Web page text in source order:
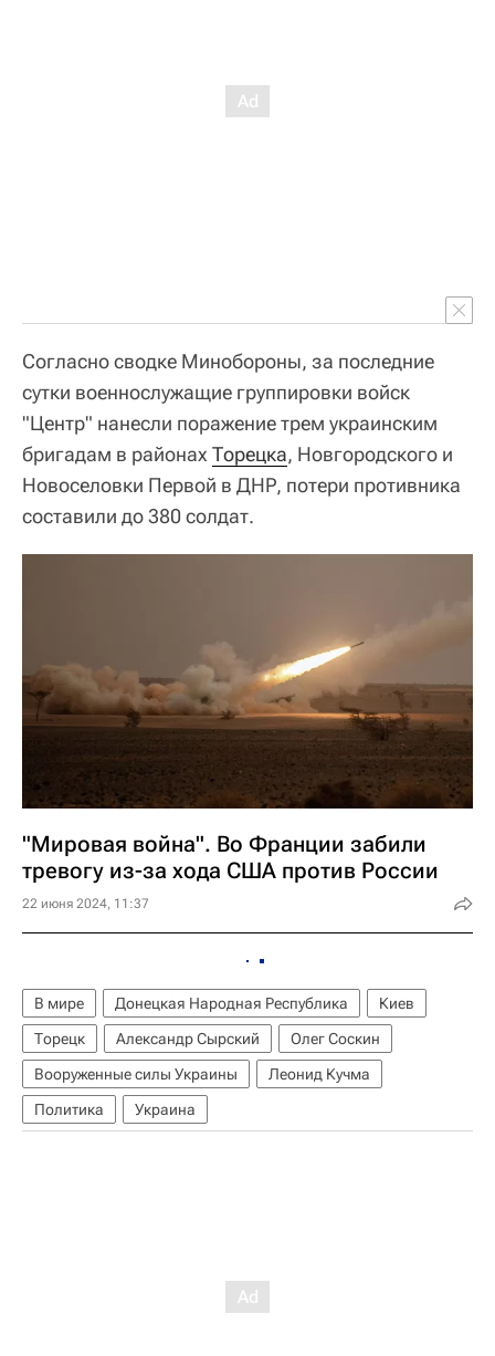
Согласно сводке Минобороны, за последние
сутки военнослужащие группировки войск
"Центр" нанесли поражение трем украинским
бригадам в районах Торецка, Новгородского и
Новоселовки Первой в ДНР, потери противника
составили до 380 солдат.
"Мировая война". Во Франции забили
тревогу из-за хода США против России
22 июня 2024, 11:37
В мире Донецкая Народная Республика
Киев
Торецк
Александр Сырский
Олег Соскин
Вооруженные силы Украины
Леонид Кучма
Политика
Украина